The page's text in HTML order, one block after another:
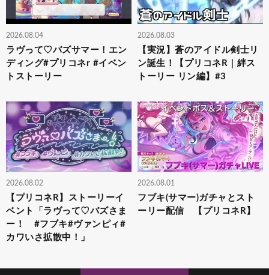
2026.08.04
ラヴって♡バズサマー！エン
ディング#プリコネr #イベン
トストーリー
2026.08.03
【実況】蒼のアイドル剣士リ
ン誕生！【プリコネR｜絆ス
トーリー リン編】#3
2026.08.02
【プリコネR】ストーリーイ
ベント「ラヴって♡バズさま
ー！ #フブキ#ヴァンピィ#
カワいさ拡散中！」
2026.08.01
フブキ(サマー)ガチャとスト
ーリー配信 【プリコネR】